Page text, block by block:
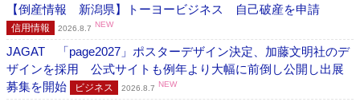
【倒産情報 新潟県】トーヨービジネス 自己破産を申請
信用情報 2026.8.7 NEW
JAGAT 「page2027」ポスターデザイン決定、加藤文明社のデ
ザインを採用 公式サイトも例年より大幅に前倒し公開し出展
募集を開始
ビジネス 2026.8.7 NEW